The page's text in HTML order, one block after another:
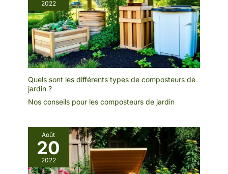
2022
Quels sont les différents types de composteurs de
jardin ?
Nos conseils pour les composteurs de jardin
Août
20
2022